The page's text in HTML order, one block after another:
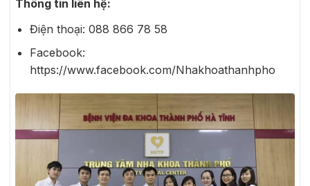
Thông tin liên hệ:
Điện thoại: 088 866 78 58
Facebook:
https://www.facebook.com/Nhakhoathanhpho